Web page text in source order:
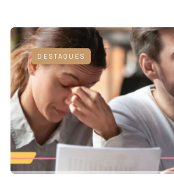
DESTAQUES